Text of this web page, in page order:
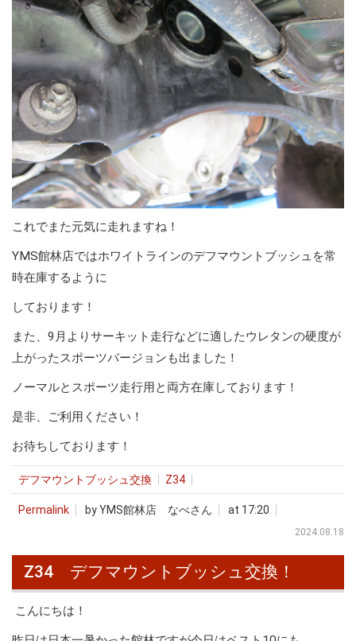
これでまた元気に走れますね！
YMS館林店ではホワイトラインのデフマウントブッシュを常
時在庫するように
しております！
また、9月よりサーキット走行などに適したウレタンの硬度が
上がったスポーツバージョンも出ました！
ノーマルとスポーツ走行用と両方在庫しております！
是非、ご利用ください！
お待ちしております！
デフマウントブッシュ交換 Z34
Permalink by YMS館林店 なべさん at 17:20
2024.08.18
Z34 デフマウントブッシュ交換！
こんにちは！